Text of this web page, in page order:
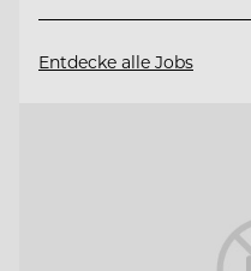
Entdecke alle Jobs